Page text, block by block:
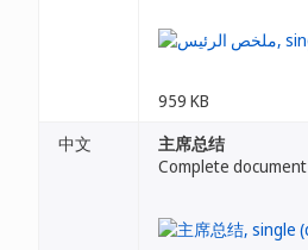
959 KB
中文
主席总结
Complete document